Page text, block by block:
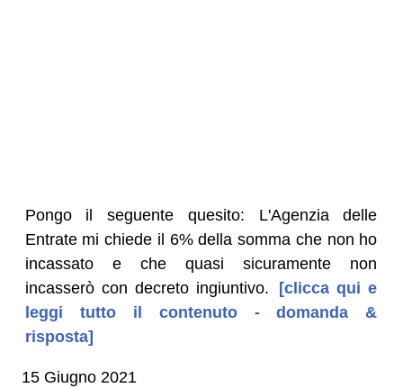
Pongo il seguente quesito: L'Agenzia delle
Entrate mi chiede il 6% della somma che non ho
incassato e che quasi sicuramente non
incasserò con decreto ingiuntivo.
[clicca qui e
leggi tutto il contenuto - domanda &
risposta]
15 Giugno 2021